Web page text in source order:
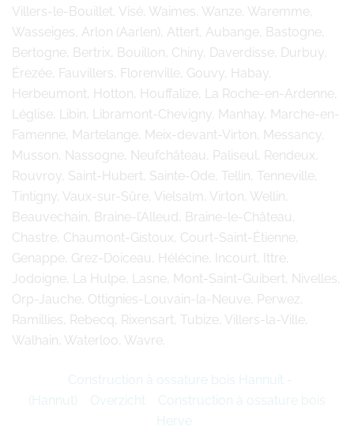
Villers-le-Bouillet, Visé, Waimes, Wanze, Waremme,
Wasseiges, Arlon (Aarlen), Attert, Aubange, Bastogne,
Bertogne, Bertrix, Bouillon, Chiny, Daverdisse, Durbuy,
Érezée, Fauvillers, Florenville, Gouvy, Habay,
Herbeumont, Hotton, Houffalize, La Roche-en-Ardenne,
Léglise, Libin, Libramont-Chevigny, Manhay, Marche-en-
Famenne, Martelange, Meix-devant-Virton, Messancy,
Musson, Nassogne, Neufchâteau, Paliseul, Rendeux,
Rouvroy, Saint-Hubert, Sainte-Ode, Tellin, Tenneville,
Tintigny, Vaux-sur-Sûre, Vielsalm, Virton, Wellin,
Beauvechain, Braine-l’Alleud, Braine-le-Château,
Chastre, Chaumont-Gistoux, Court-Saint-Étienne,
Genappe, Grez-Doiceau, Hélécine, Incourt, Ittre,
Jodoigne, La Hulpe, Lasne, Mont-Saint-Guibert, Nivelles,
Orp-Jauche, Ottignies-Louvain-la-Neuve, Perwez,
Ramillies, Rebecq, Rixensart, Tubize, Villers-la-Ville,
Walhain, Waterloo, Wavre.
Construction à ossature bois Hannuit -
(Hannut)
Overzicht
Construction à ossature bois
Herve